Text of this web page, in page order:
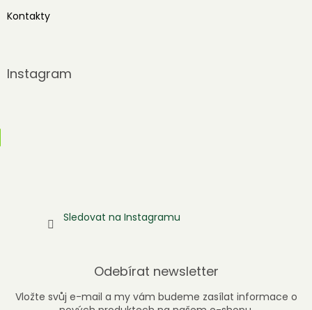
Kontakty
Instagram
Sledovat na Instagramu
Odebírat newsletter
Vložte svůj e-mail a my vám budeme zasílat informace o